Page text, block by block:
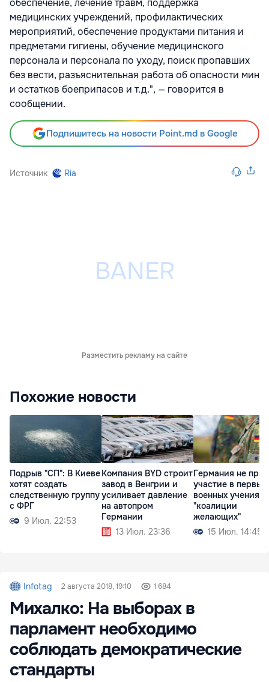
обеспечение, лечение травм, поддержка
медицинских учреждений, профилактических
мероприятий, обеспечение продуктами питания и
предметами гигиены, обучение медицинского
персонала и персонала по уходу, поиск пропавших
без вести, разъяснительная работа об опасности мин
и остатков боеприпасов и т.д.", — говорится в
сообщении.
Подпишитесь на новости Point.md в Google
Источник Ria
Разместить рекламу на сайте
Похожие новости
Подрыв "СП": В Киеве
хотят создать
следственную группу
с ФРГ
9 Июл. 22:53
Компания BYD строит
завод в Венгрии и
усиливает давление
на автопром
Германии
13 Июл. 23:36
Германия не
участие в первых
военных учениях
"коалиции
желающих"
15 Июл. 14:45
Infotag 2 августа 2018, 19:10 1 684
Михалко: На выборах в
парламент необходимо
соблюдать демократические
стандарты